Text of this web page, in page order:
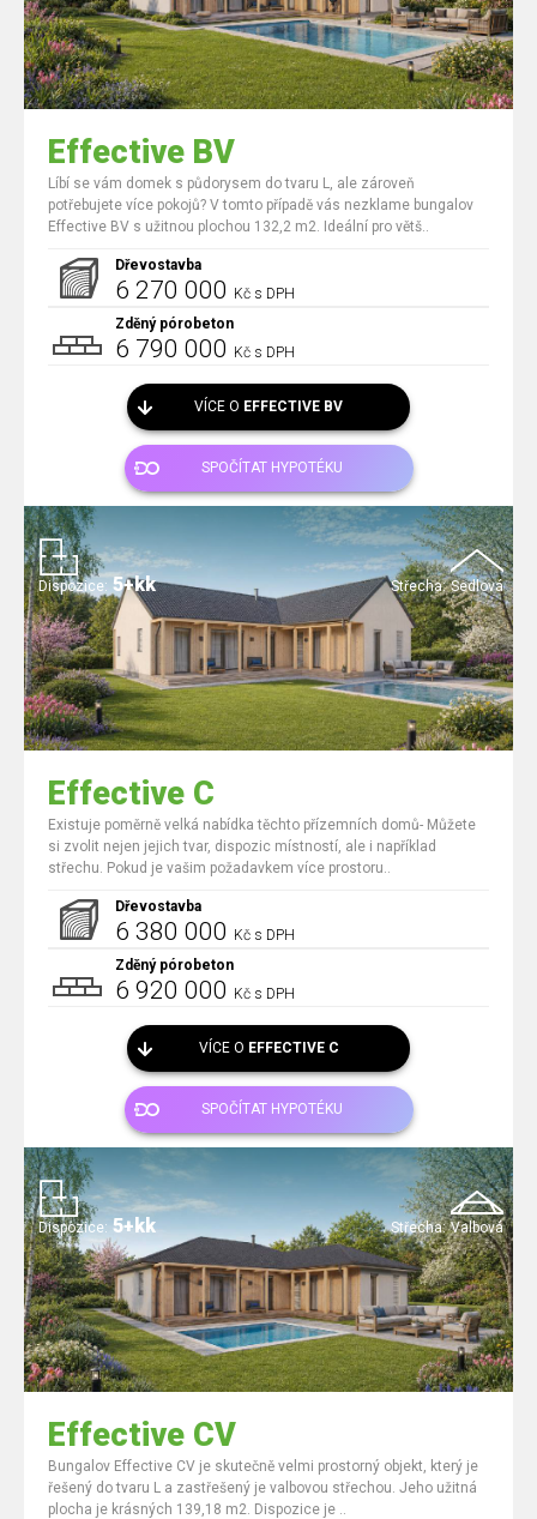
Effective BV
Líbí se vám domek s půdorysem do tvaru L, ale zároveň
potřebujete více pokojů? V tomto případě vás nezklame bungalov
Effective BV s užitnou plochou 132,2 m2. Ideální pro větš..
Dřevostavba
6 270 000 Kč s DPH
Zděný pórobeton
6 790 000 Kč s DPH
VÍCE O EFFECTIVE BV
SPOČÍTAT HYPOTÉKU
Střecha: Sedlová
Dispozice: 5+kk
Effective C
Existuje poměrně velká nabídka těchto přízemních domů- Můžete
si zvolit nejen jejich tvar, dispozic místností, ale i například
střechu. Pokud je vašim požadavkem více prostoru..
Dřevostavba
6 380 000 Kč s DPH
Zděný pórobeton
6 920 000 Kč s DPH
VÍCE O EFFECTIVE C
SPOČÍTAT HYPOTÉKU
Střecha: Valbová
Dispozice: 5+kk
Effective CV
Bungalov Effective CV je skutečně velmi prostorný objekt, který je
řešený do tvaru L a zastřešený je valbovou střechou. Jeho užitná
plocha je krásných 139,18 m2. Dispozice je ..